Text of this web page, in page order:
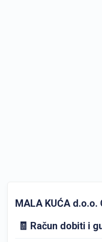
MALA KUĆA
🧾 Račun dobiti i